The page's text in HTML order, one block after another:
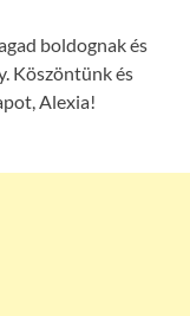
boldognak és
Köszöntünk és
Alexia!